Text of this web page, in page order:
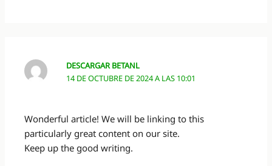
DESCARGAR BETANL
14 DE OCTUBRE DE 2024 A LAS 10:01
Wonderful article! We will be linking to this
particularly great content on our site.
Keep up the good writing.